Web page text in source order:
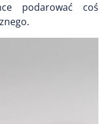
podarować coś